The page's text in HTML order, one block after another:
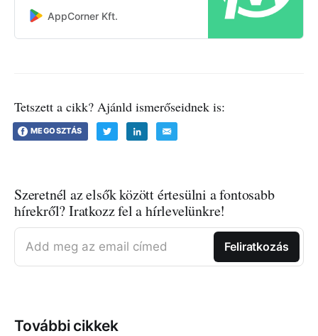
AppCorner Kft.
Tetszett a cikk? Ajánld ismerőseidnek is:
MEGOSZTÁS
Szeretnél az elsők között értesülni a fontosabb
hírekről? Iratkozz fel a hírlevelünkre!
Add meg az email címed Feliratkozás
További cikkek